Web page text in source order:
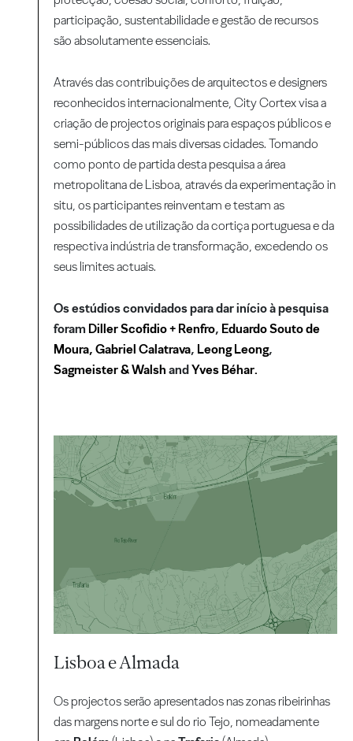
participação, sustentabilidade e gestão de recursos
são absolutamente essenciais.
Através das contribuições de arquitectos e designers
reconhecidos internacionalmente, City Cortex visa a
criação de projectos originais para espaços públicos e
semi-públicos das mais diversas cidades. Tomando
como ponto de partida desta pesquisa a área
metropolitana de Lisboa, através da experimentação in
situ, os participantes reinventam e testam as
possibilidades de utilização da cortiça portuguesa e da
respectiva indústria de transformação, excedendo os
seus limites actuais.
Os estúdios convidados para dar início à pesquisa
foram Diller Scofidio + Renfro, Eduardo Souto de
Moura, Gabriel Calatrava, Leong Leong,
Sagmeister & Walsh andYves Béhar.
Lisboa e Almada
Os projectos serão apresentados nas zonas ribeirinhas
das margens norte e sul do rio Tejo, nomeadamente